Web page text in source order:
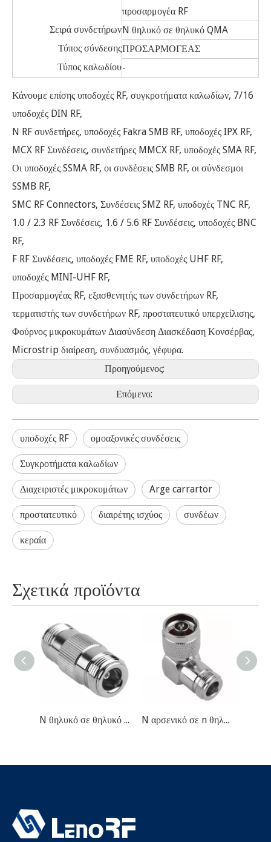
προσαρμογέα RF
Σειρά συνδετήρωνN θηλυκό σε θηλυκό QMA
Τύπος σύνδεσηςΠΡΟΣΑΡΜΟΓΕΑΣ
Τύπος καλωδίου-
Κάνουμε επίσης υποδοχές RF, συγκροτήματα καλωδίων, 7/16
υποδοχές DIN RF,
N RF συνδετήρες, υποδοχές Fakra SMB RF, υποδοχές IPX RF,
MCX RF Συνδέσεις, συνδετήρες MMCX RF, υποδοχές SMA RF,
Οι υποδοχές SSMA RF, οι συνδέσεις SMB RF, οι σύνδεσμοι
SSMB RF,
SMC RF Connectors, Συνδέσεις SMZ RF, υποδοχές TNC RF,
1.0 / 2.3 RF Συνδέσεις, 1.6 / 5.6 RF Συνδέσεις, υποδοχές BNC
RF,
F RF Συνδέσεις, υποδοχές FME RF, υποδοχές UHF RF,
υποδοχές MINI-UHF RF,
Προσαρμογέας RF, εξασθενητής των συνδετήρων RF,
τερματιστής των συνδετήρων RF, προστατευτικό υπερχείλισης,
Φούρνος μικροκυμάτων Διασύνδεση Διασκέδαση Κονσέρβας,
Microstrip διαίρεση, συνδυασμός, γέφυρα.
Προηγούμενος:
Επόμενο:
υποδοχές RF ομοαξονικές συνδέσεις
Συγκροτήματα καλωδίων
Διαχειριστές μικροκυμάτων Arge carrartor
προστατευτικό διαιρέτης ισχύος συνδέων
κεραία
Σχετικά προϊόντα
N θηλυκό σε θηλυκό προσαρμογέα συνδετήρα RF N αρσενικό σε n θηλυκό προσαρμογέα σύνδεσης RF